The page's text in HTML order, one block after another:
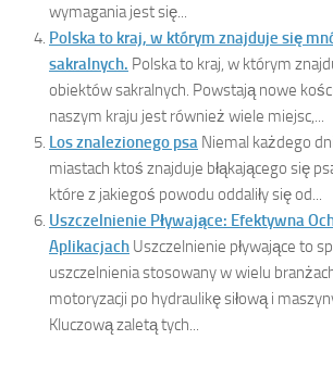
wymagania jest się...
Polska to kraj, w którym znajduje się
sakralnych. Polska to kraj, w którym
obiektów sakralnych. Powstają nowe
naszym kraju jest również wiele miejsc,...
Los znalezionego psa Niemal każdego
miastach ktoś znajduje błąkającego się
które z jakiegoś powodu oddaliły się od...
Uszczelnienie Pływające: Efektywna
Aplikacjach Uszczelnienie pływające to
uszczelnienia stosowany w wielu
motoryzacji po hydraulikę siłową i
Kluczową zaletą tych...